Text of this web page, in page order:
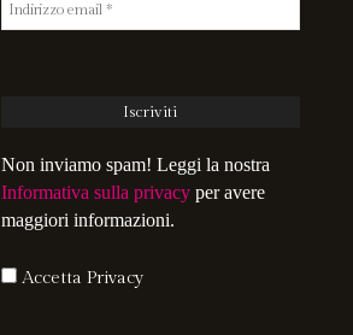
Non inviamo spam! Leggi la nostra
Informativa sulla privacyper avere
maggiori informazioni.
Accetta Privacy